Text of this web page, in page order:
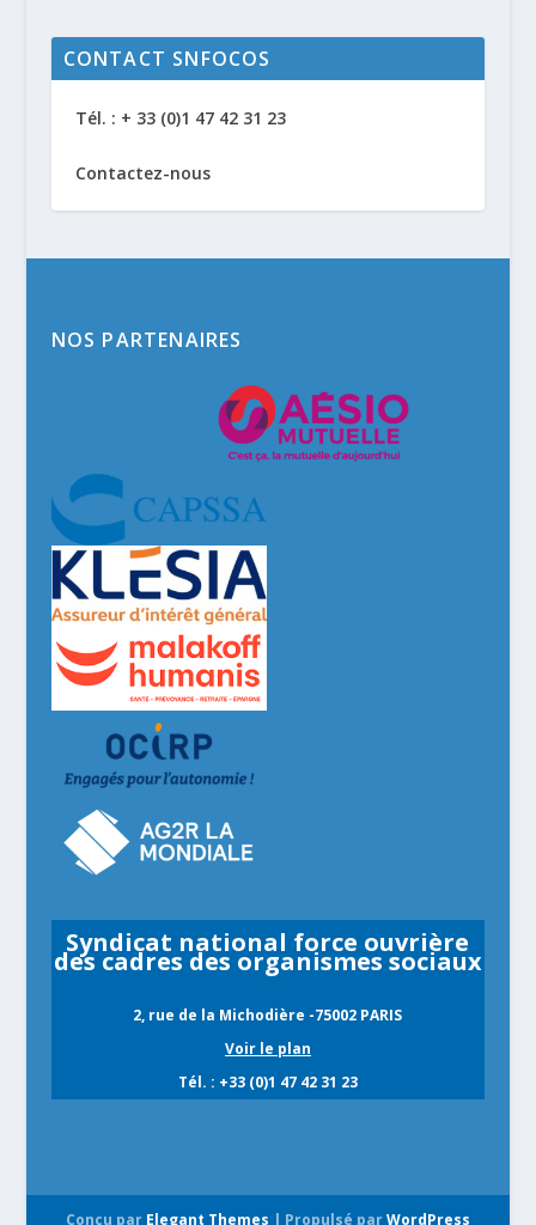
CONTACT SNFOCOS
Tél. : + 33 (0)1 47 42 31 23
Contactez-nous
NOS PARTENAIRES
Syndicat national force ouvrière
des cadres des organismes sociaux
2, rue de la Michodière -75002 PARIS
Voir le plan
Tél. : +33 (0)1 47 42 31 23
Conçu par Elegant Themes | Propulsé parWordPress